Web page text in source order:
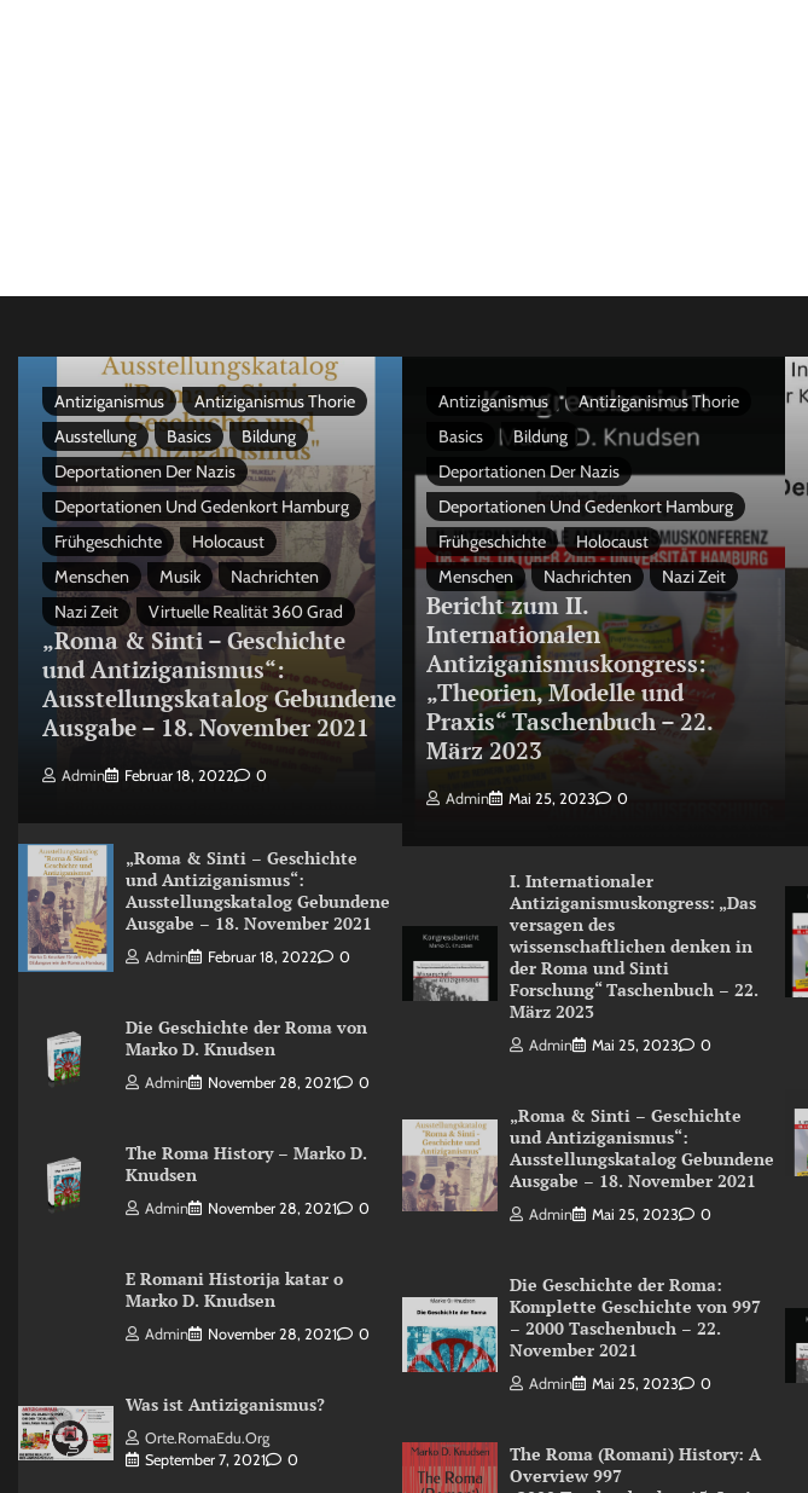
Antiziganismus
Antiziganismus Thorie
Ausstellung
Basics
Bildung
Deportationen Der Nazis
Deportationen Und Gedenkort Hamburg
Frühgeschichte
Holocaust
Menschen
Musik
Nachrichten
Nazi Zeit
Virtuelle Realität 360 Grad
„Roma & Sinti – Geschichte
und Antiziganismus“:
Ausstellungskatalog Gebundene
Ausgabe – 18. November 2021
Admin Februar 18, 2022 0
„Roma & Sinti – Geschichte
und Antiziganismus“:
Ausstellungskatalog Gebundene
Ausgabe – 18. November 2021
Admin Februar 18, 2022 0
Die Geschichte der Roma von
Marko D. Knudsen
Admin November 28, 2021 0
The Roma History – Marko D.
Knudsen
Admin November 28, 2021 0
E Romani Historija katar o
Marko D. Knudsen
Admin November 28, 2021 0
Was ist Antiziganismus?
Orte.RomaEdu.org
September 7, 2021
0
Antiziganismus
Antiziganismus Thorie
Basics
Bildung
Deportationen Der Nazis
Deportationen Und Gedenkort Hamburg
Frühgeschichte
Holocaust
Menschen
Nachrichten Nazi Zeit
Bericht zum II.
Internationalen
Antiziganismuskongress:
„Theorien, Modelle und
Praxis“ Taschenbuch – 22.
März 2023
Admin Mai 25, 2023 0
I. Internationaler
Antiziganismuskongress: „Das
versagen des
wissenschaftlichen denken in
der Roma und Sinti
Forschung“ Taschenbuch – 22.
März 2023
Admin Mai 25, 2023 0
„Roma & Sinti – Geschichte
und Antiziganismus“:
Ausstellungskatalog Gebundene
Ausgabe – 18. November 2021
Admin Mai 25, 2023 0
Die Geschichte der Roma:
Komplette Geschichte von 997
– 2000 Taschenbuch – 22.
November 2021
Admin Mai 25, 2023 0
The Roma (Romani) History: A
Overview 997